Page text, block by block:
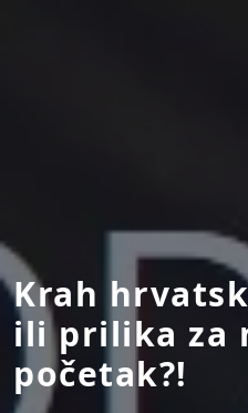
Krah
ili prilika za
početak?!